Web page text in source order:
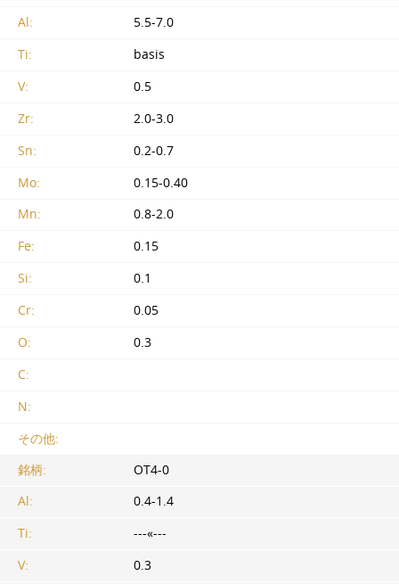
Al:
5.5-7.0
Ti:
basis
V:
0.5
Zr:
2.0-3.0
Sn:
0.2-0.7
Mo:
0.15-0.40
Mn:
0.8-2.0
Fe:
0.15
Si:
0.1
Cr:
0.05
O:
0.3
C:
N:
その他:
銘柄:
OT4-0
Al:
0.4-1.4
Ti:
---«---
V:
0.3